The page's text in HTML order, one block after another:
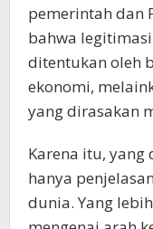
pemerintah dan
bahwa
ditentukan oleh
ekonomi,
yang dirasakan
Karena itu,
hanya
dunia. Yang